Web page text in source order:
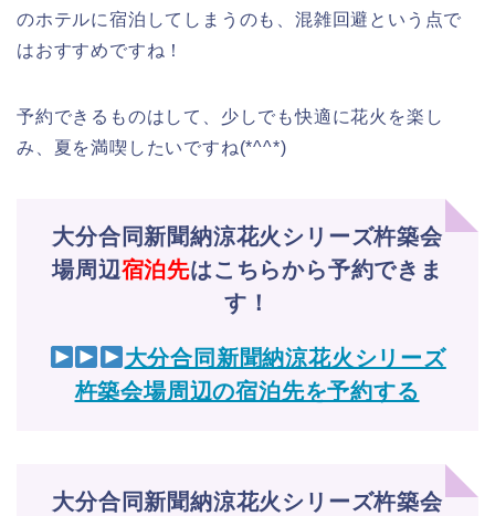
のホテルに宿泊してしまうのも、混雑回避という点で
はおすすめですね！
予約できるものはして、少しでも快適に花火を楽し
み、夏を満喫したいですね(*^^*)
大分合同新聞納涼花火シリーズ杵築会
場周辺宿泊先はこちらから予約できま
す！
大分合同新聞納涼花火シリーズ
杵築会場周辺の宿泊先を予約する
大分合同新聞納涼花火シリーズ杵築会